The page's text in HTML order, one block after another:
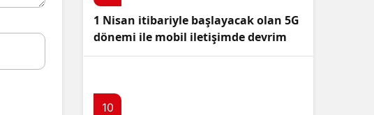
1 Nisan itibariyle başlayacak olan 5G
dönemi ile mobil iletişimde devrim
başlıyor!
10